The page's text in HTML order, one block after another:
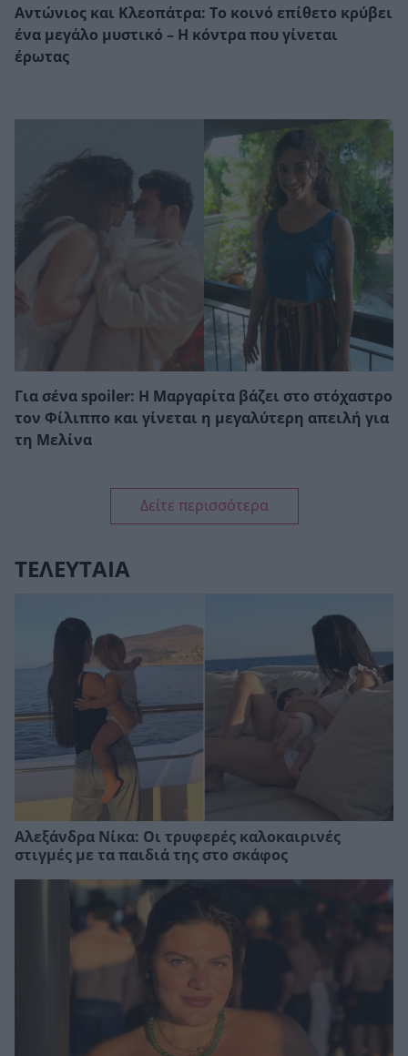
Αντώνιος και Κλεοπάτρα: Το κοινό επίθετο κρύβει
ένα μεγάλο μυστικό – Η κόντρα που γίνεται
έρωτας
Για σένα spoiler: Η Μαργαρίτα βάζει στο στόχαστρο
τον Φίλιππο και γίνεται η μεγαλύτερη απειλή για
τη Μελίνα
Δείτε περισσότερα
ΤΕΛΕΥΤΑΙΑ
Αλεξάνδρα Νίκα: Οι τρυφερές καλοκαιρινές
στιγμές με τα παιδιά της στο σκάφος